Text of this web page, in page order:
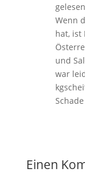
Wenn
hat, ist
und
war
Einen